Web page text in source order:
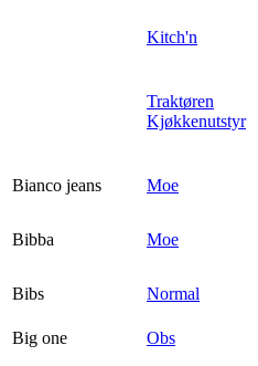
Kitch'n
Traktøren
Kjøkkenutstyr
Bianco jeans Moe
Bibba
Moe
Bibs Normal
Big one
Obs